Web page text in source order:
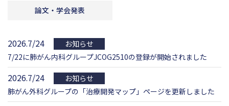
論文・学会発表
2026.7/24
お知らせ
7/22に肺がん内科グループJCOG2510の登録が開始されました
2026.7/24
お知らせ
肺がん外科グループの「治療開発マップ」ページを更新しました